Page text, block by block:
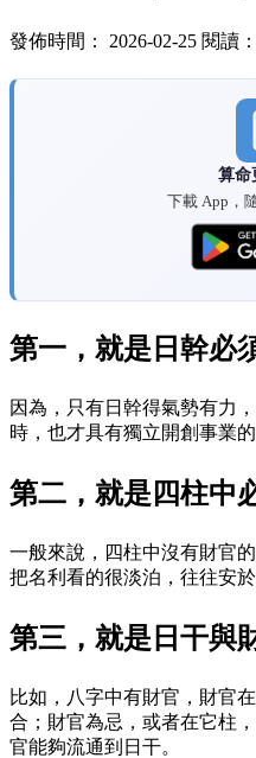
發佈時間： 2026-02-25 閱讀
算命
下載 App，
第一，就是日幹必
因為，只有日幹得氣勢有力
時，也才具有獨立開創事業的
第二，就是四柱中
一般來說，四柱中沒有財官
把名利看的很淡泊，往往安於
第三，就是日干與
比如，八字中有財官，財官
合；財官為忌，或者在它柱
官能夠流通到日干。